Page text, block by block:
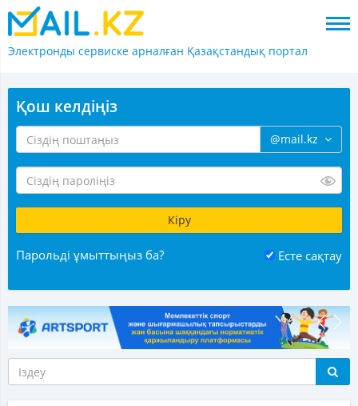
Электронды сервиске арналған Қазақстандық портал
Қош келдіңіз
@mail.kz
Парольді ұмыттыңыз ба? Есте сақтау